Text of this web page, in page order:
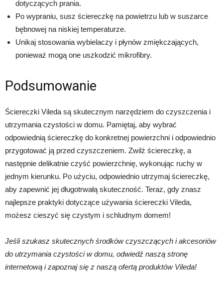
dotyczących prania.
Po wypraniu, susz ściereczkę na powietrzu lub w suszarce
bębnowej na niskiej temperaturze.
Unikaj stosowania wybielaczy i płynów zmiękczających,
ponieważ mogą one uszkodzić mikrofibry.
Podsumowanie
Ściereczki Vileda są skutecznym narzędziem do czyszczenia i
utrzymania czystości w domu. Pamiętaj, aby wybrać
odpowiednią ściereczkę do konkretnej powierzchni i odpowiednio
przygotować ją przed czyszczeniem. Zwilż ściereczkę, a
następnie delikatnie czyść powierzchnię, wykonując ruchy w
jednym kierunku. Po użyciu, odpowiednio utrzymaj ściereczkę,
aby zapewnić jej długotrwałą skuteczność. Teraz, gdy znasz
najlepsze praktyki dotyczące używania ściereczki Vileda,
możesz cieszyć się czystym i schludnym domem!
Jeśli szukasz skutecznych środków czyszczących i akcesoriów
do utrzymania czystości w domu, odwiedź naszą stronę
internetową i zapoznaj się z naszą ofertą produktów Vileda!